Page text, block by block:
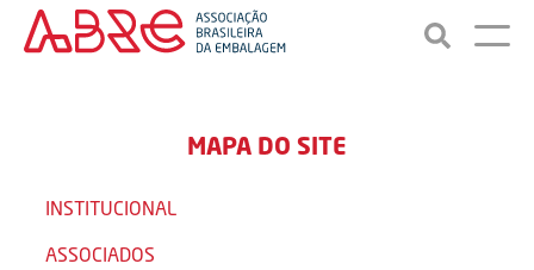
MAPA DO SITE
INSTITUCIONAL
ASSOCIADOS